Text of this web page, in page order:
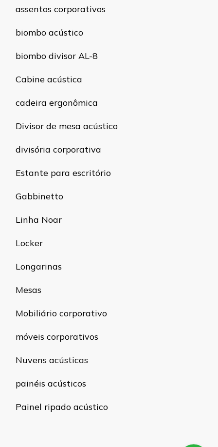
assentos corporativos
biombo acústico
biombo divisor AL-8
Cabine acústica
cadeira ergonômica
Divisor de mesa acústico
divisória corporativa
Estante para escritório
Gabbinetto
Linha Noar
Locker
Longarinas
Mesas
Mobiliário corporativo
móveis corporativos
Nuvens acústicas
painéis acústicos
Painel ripado acústico